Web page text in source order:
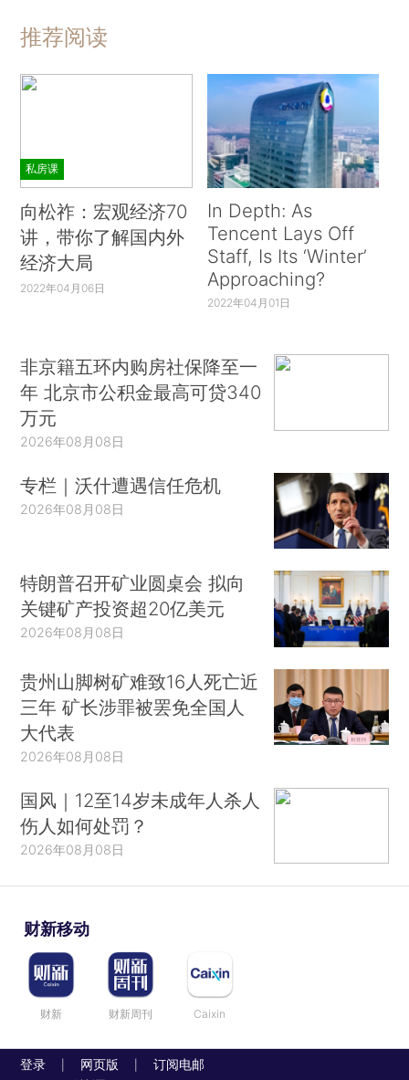
推荐阅读
私房课
向松祚：宏观经济70
讲，带你了解国内外
经济大局
2022年04月06日
In Depth: As
Tencent Lays Off
Staff, Is Its ‘Winter’
Approaching?
2022年04月01日
非京籍五环内购房社保降至一
年 北京市公积金最高可贷340
万元
2026年08月08日
专栏｜沃什遭遇信任危机
2026年08月08日
特朗普召开矿业圆桌会 拟向
关键矿产投资超20亿美元
2026年08月08日
贵州山脚树矿难致16人死亡近
三年 矿长涉罪被罢免全国人
大代表
2026年08月08日
国风｜12至14岁未成年人杀人
伤人如何处罚？
2026年08月08日
财新移动
财新 财新周刊 Caixin
登录 网页版 订阅电邮